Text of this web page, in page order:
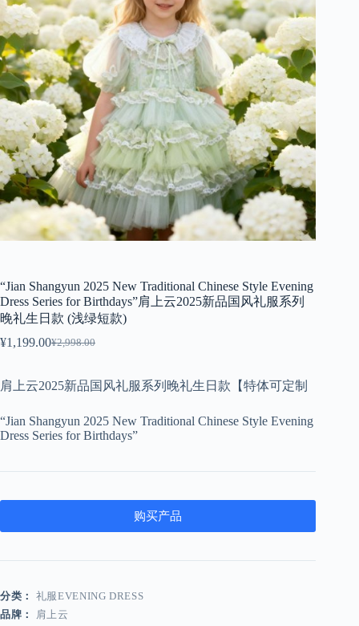
“Jian Shangyun 2025 New Traditional Chinese Style Evening
Dress Series for Birthdays”肩上云2025新品国风礼服系列
晚礼生日款 (浅绿短款)
¥2,998.00
原
为：
¥1,199.00当
价
为：
¥1,199.00。
肩上云2025新品国风礼服系列晚礼生日款【特体可定制
“Jian Shangyun 2025 New Traditional Chinese Style Evening
Dress Series for Birthdays”
购买产品
分类： 礼服EVENING DRESS
品牌： 肩上云